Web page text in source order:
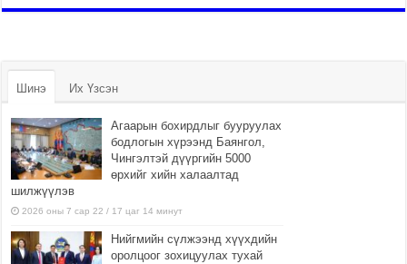
Шинэ Их Үзсэн
Агаарын бохирдлыг бууруулах
бодлогын хүрээнд Баянгол,
Чингэлтэй дүүргийн 5000
өрхийг хийн халаалтад
шилжүүлэв
2026 оны 7 сар 22 / 17 цаг 14 минут
Нийгмийн сүлжээнд хүүхдийн
оролцоог зохицуулах тухай